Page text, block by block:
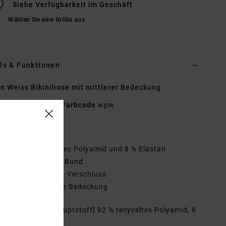
Siehe Verfügbarkeit im Geschäft
Wählen Sie eine Größe aus
& Funktionen
Weiss Bikinihose mit mittlerer Bedeckung
Farbcode wpw
92 % recyceltes Polyamid und 8 % Elastan
Tiefer Bund
Knoten-Verschluss
mittlere Bedeckung
[Hauptstoff] 92 % recyceltes Polyamid, 8